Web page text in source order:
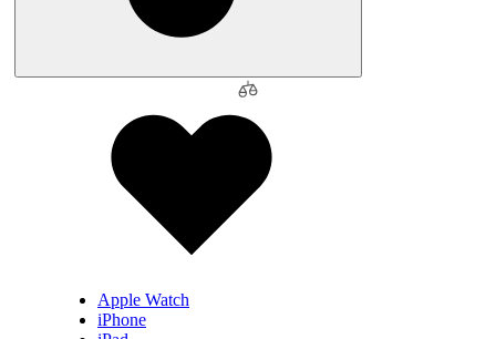
Apple Watch
iPhone